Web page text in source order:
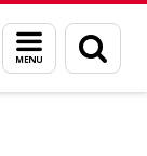
Menu
en
zoeken